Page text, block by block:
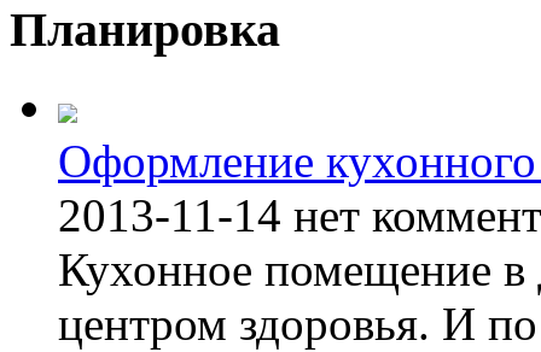
Планировка
Оформление
2013-11-14 нет
Кухонное помещение в
центром здоровья. И